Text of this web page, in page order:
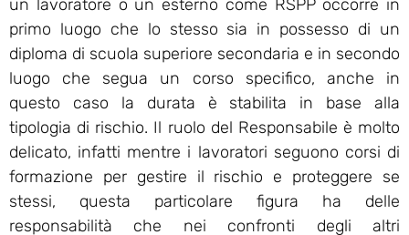
un lavoratore o un esterno come RSPP occorre in
primo luogo che lo stesso sia in possesso di un
diploma di scuola superiore secondaria e in secondo
luogo che segua un corso specifico, anche in
questo caso la durata è stabilita in base alla
tipologia di rischio. Il ruolo del Responsabile è molto
delicato, infatti mentre i lavoratori seguono corsi di
formazione per gestire il rischio e proteggere se
stessi, questa particolare figura ha delle
responsabilità che nei confronti degli altri